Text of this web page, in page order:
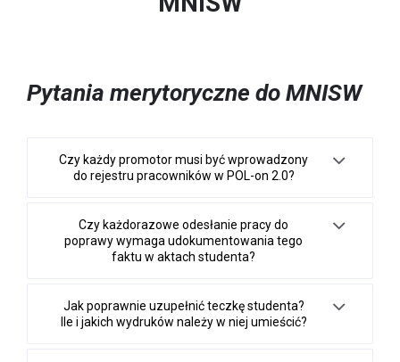
Pytania merytoryczne do MNISW
Czy każdy promotor musi być wprowadzony
do rejestru pracowników w POL-on 2.0?
Czy każdorazowe odesłanie pracy do
poprawy wymaga udokumentowania tego
faktu w aktach studenta?
Jak poprawnie uzupełnić teczkę studenta?
Ile i jakich wydruków należy w niej umieścić?